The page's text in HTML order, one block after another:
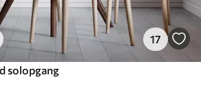
17
solopgang